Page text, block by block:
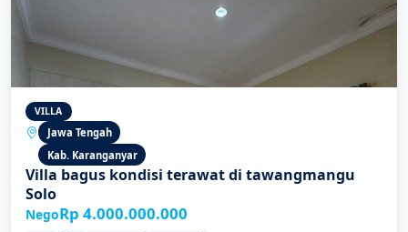
VILLA
Jawa Tengah
Kab. Karanganyar
Villa bagus kondisi terawat di tawangmangu
Solo
NegoRp 4.000.000.000